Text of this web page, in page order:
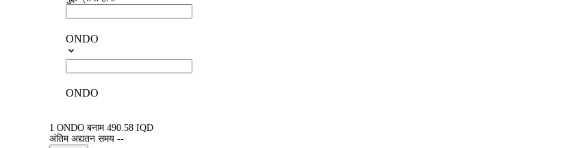
ONDO
ONDO
1 ONDO बनाम 490.58 IQD
अंतिम अद्यतन समय --